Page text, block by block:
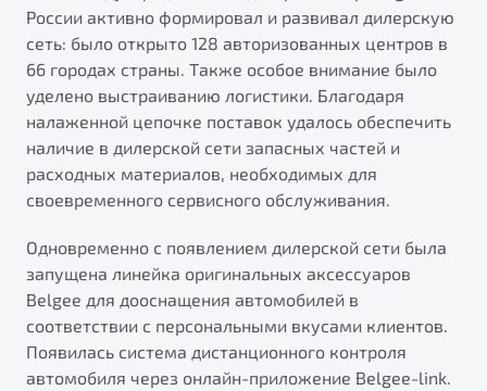
России активно формировал и развивал дилерскую
сеть: было открыто 128 авторизованных центров в
66 городах страны. Также особое внимание было
уделено выстраиванию логистики. Благодаря
налаженной цепочке поставок удалось обеспечить
наличие в дилерской сети запасных частей и
расходных материалов, необходимых для
своевременного сервисного обслуживания.
Одновременно с появлением дилерской сети была
запущена линейка оригинальных аксессуаров
Belgee для дооснащения автомобилей в
соответствии с персональными вкусами клиентов.
Появилась система дистанционного контроля
автомобиля через онлайн-приложение Belgee-link.